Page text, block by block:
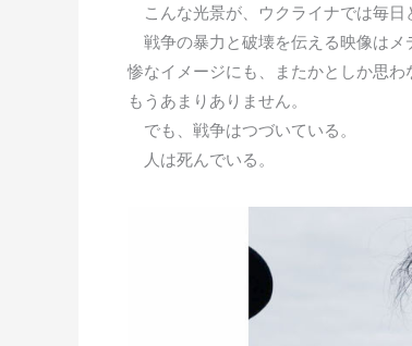
こんな光景が、ウクライナでは毎日
戦争の暴力と破壊を伝える映像はメ
惨なイメージにも、またかとしか思
もうあまりありません。
でも、戦争はつづいている。
人は死んでいる。